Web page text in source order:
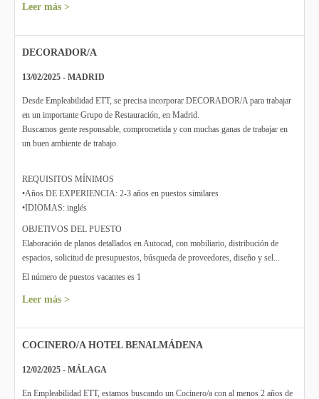
Leer más >
DECORADOR/A
13/02/2025 - MADRID
Desde Empleabilidad ETT, se precisa incorporar DECORADOR/A para trabajar
en un importante Grupo de Restauración, en Madrid.
Buscamos gente responsable, comprometida y con muchas ganas de trabajar en
un buen ambiente de trabajo.
REQUISITOS MÍNIMOS
•Años DE EXPERIENCIA: 2-3 años en puestos similares
•IDIOMAS: inglés
OBJETIVOS DEL PUESTO
Elaboración de planos detallados en Autocad, con mobiliario, distribución de
espacios, solicitud de presupuestos, búsqueda de proveedores, diseño y sel...
El número de puestos vacantes es 1
Leer más >
COCINERO/A HOTEL BENALMÁDENA
12/02/2025 - MÁLAGA
En Empleabilidad ETT, estamos buscando un Cocinero/a con al menos 2 años de